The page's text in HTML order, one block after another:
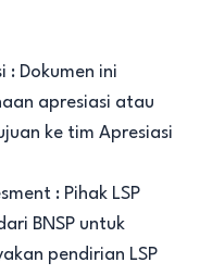
: Dokumen ini
apresiasi atau
ke tim Apresiasi
: Pihak LSP
BNSP untuk
pendirian LSP